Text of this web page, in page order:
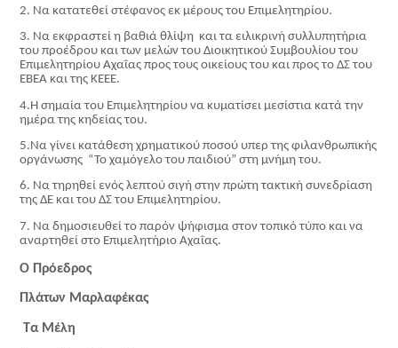
2. Να κατατεθεί στέφανος εκ μέρους του Επιμελητηρίου.
3. Να εκφραστεί η βαθιά θλίψη και τα ειλικρινή συλλυπητήρια
του προέδρου και των μελών του Διοικητικού Συμβουλίου του
Επιμελητηρίου Αχαΐας προς τους οικείους του και προς το ΔΣ του
ΕΒΕΑ και της ΚΕΕΕ.
4.Η σημαία του Επιμελητηρίου να κυματίσει μεσίστια κατά την
ημέρα της κηδείας του.
5.Να γίνει κατάθεση χρηματικού ποσού υπερ της φιλανθρωπικής
οργάνωσης “Το χαμόγελο του παιδιού” στη μνήμη του.
6. Να τηρηθεί ενός λεπτού σιγή στην πρώτη τακτική συνεδρίαση
της ΔΕ και του ΔΣ του Επιμελητηρίου.
7. Να δημοσιευθεί το παρόν ψήφισμα στον τοπικό τύπο και να
αναρτηθεί στο Επιμελητήριο Αχαΐας.
Ο Πρόεδρος
Πλάτων Μαρλαφέκας
Τα Μέλη